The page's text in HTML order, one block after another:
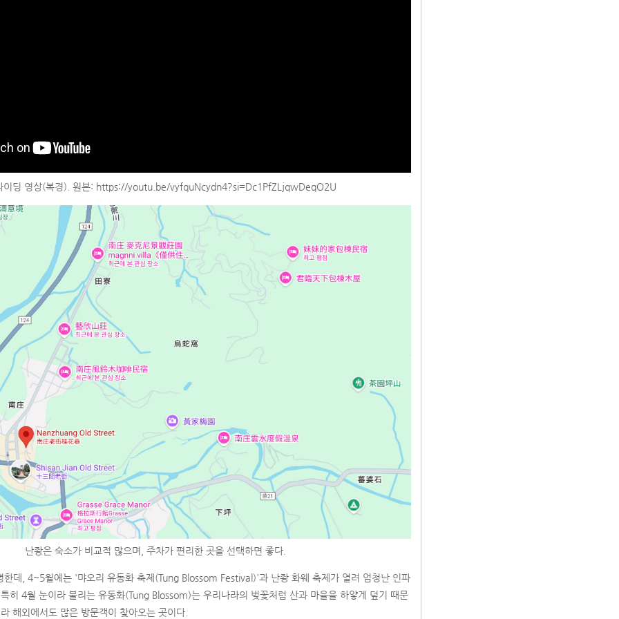
이딩 영상(복경). 원본: https://youtu.be/vyfquNcydn4?si=Dc1PfZLjqwDeqO2U
난좡은 숙소가 비교적 많으며, 주차가 편리한 곳을 선택하면 좋다.
한데, 4~5월에는 '먀오리 유동화 축제(Tung Blossom Festival)'과 난좡 화웨 축제가 열려 엄청난 인파
히 4월 눈이라 불리는 유동화(Tung Blossom)는 우리나라의 벚꽃처럼 산과 마을을 하얗게 덮기 때문
해외에서도 많은 방문객이 찾아오는 곳이다.